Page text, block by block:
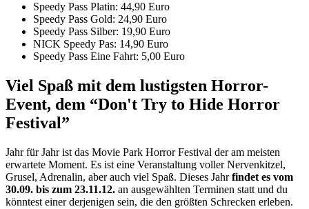
Speedy Pass Platin: 44,90 Euro
Speedy Pass Gold: 24,90 Euro
Speedy Pass Silber: 19,90 Euro
NICK Speedy Pas: 14,90 Euro
Speedy Pass Eine Fahrt: 5,00 Euro
Viel Spaß mit dem lustigsten Horror-
Event, dem “Don't Try to Hide Horror
Festival”
Jahr für Jahr ist das Movie Park Horror Festival der am meisten
erwartete Moment. Es ist eine Veranstaltung voller Nervenkitzel,
Grusel, Adrenalin, aber auch viel Spaß. Dieses Jahrfindet es vom
30.09. bis zum 23.11.12. an ausgewählten Terminen statt und du
könntest einer derjenigen sein, die den größten Schrecken erleben.